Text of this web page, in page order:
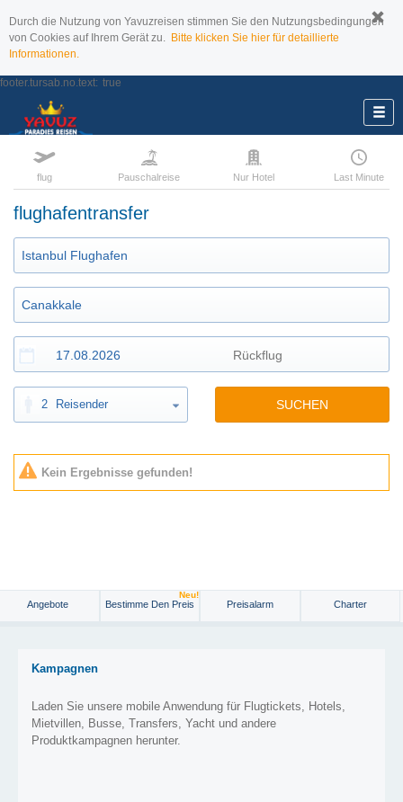
Durch die Nutzung von Yavuzreisen stimmen Sie den Nutzungsbedingungen
von Cookies auf Ihrem Gerät zu. Bitte klicken Sie hier für detaillierte
Informationen.
footer.tursab.no.text: true
flug Pauschalreise Nur Hotel Last Minute
flughafentransfer
2 Reisender SUCHEN
Kein Ergebnisse gefunden!
Angebote Bestimme Den Preis
Neu!
Preisalarm Charter
Kampagnen
Laden Sie unsere mobile Anwendung für Flugtickets, Hotels,
Mietvillen, Busse, Transfers, Yacht und andere
Produktkampagnen herunter.